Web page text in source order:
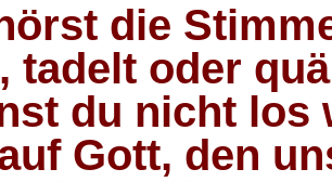
die
tadelt oder
du nicht los
Gott, den